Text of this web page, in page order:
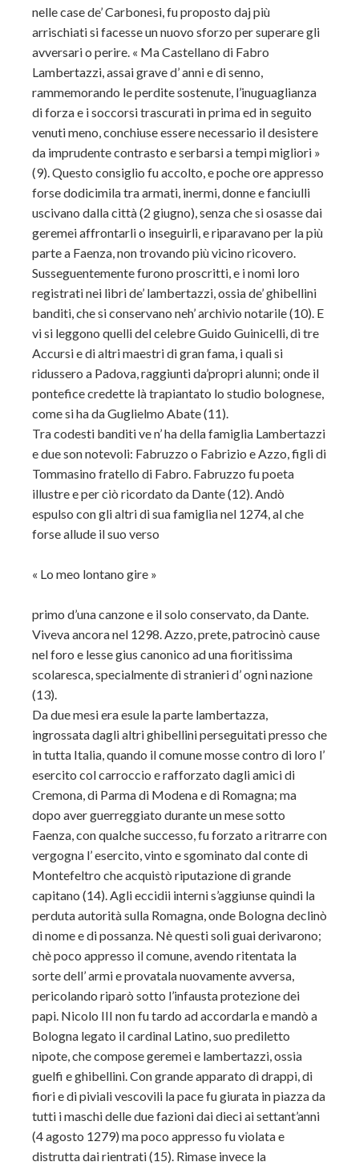
nelle case de’ Carbonesi, fu proposto daj più
arrischiati si facesse un nuovo sforzo per superare gli
avversari o perire. « Ma Castellano di Fabro
Lambertazzi, assai grave d’ anni e di senno,
rammemorando le perdite sostenute, l’inuguaglianza
di forza e i soccorsi trascurati in prima ed in seguito
venuti meno, conchiuse essere necessario il desistere
da imprudente contrasto e serbarsi a tempi migliori »
(9). Questo consiglio fu accolto, e poche ore appresso
forse dodicimila tra armati, inermi, donne e fanciulli
uscivano dalla città (2 giugno), senza che si osasse dai
geremei affrontarli o inseguirli, e riparavano per la più
parte a Faenza, non trovando più vicino ricovero.
Susseguentemente furono proscritti, e i nomi loro
registrati nei libri de’ lambertazzi, ossia de’ ghibellini
banditi, che si conservano neh’ archivio notarile (10). E
vi si leggono quelli del celebre Guido Guinicelli, di tre
Accursi e di altri maestri di gran fama, i quali si
ridussero a Padova, raggiunti da’propri alunni; onde il
pontefice credette là trapiantato lo studio bolognese,
come si ha da Guglielmo Abate (11).
Tra codesti banditi ve n’ ha della famiglia Lambertazzi
e due son notevoli: Fabruzzo o Fabrizio e Azzo, figli di
Tommasino fratello di Fabro. Fabruzzo fu poeta
illustre e per ciò ricordato da Dante (12). Andò
espulso con gli altri di sua famiglia nel 1274, al che
forse allude il suo verso
« Lo meo lontano gire »
primo d’una canzone e il solo conservato, da Dante.
Viveva ancora nel 1298. Azzo, prete, patrocinò cause
nel foro e lesse gius canonico ad una fioritissima
scolaresca, specialmente di stranieri d’ ogni nazione
(13).
Da due mesi era esule la parte lambertazza,
ingrossata dagli altri ghibellini perseguitati presso che
in tutta Italia, quando il comune mosse contro di loro l’
esercito col carroccio e rafforzato dagli amici di
Cremona, di Parma di Modena e di Romagna; ma
dopo aver guerreggiato durante un mese sotto
Faenza, con qualche successo, fu forzato a ritrarre con
vergogna l’ esercito, vinto e sgominato dal conte di
Montefeltro che acquistò riputazione di grande
capitano (14). Agli eccidii interni s’aggiunse quindi la
perduta autorità sulla Romagna, onde Bologna declinò
di nome e di possanza. Nè questi soli guai derivarono;
chè poco appresso il comune, avendo ritentata la
sorte dell’ armi e provatala nuovamente avversa,
pericolando riparò sotto l’infausta protezione dei
papi. Nicolo III non fu tardo ad accordarla e mandò a
Bologna legato il cardinal Latino, suo prediletto
nipote, che compose geremei e lambertazzi, ossia
guelfi e ghibellini. Con grande apparato di drappi, di
fiori e di piviali vescovili la pace fu giurata in piazza da
tutti i maschi delle due fazioni dai dieci ai settant’anni
(4 agosto 1279) ma poco appresso fu violata e
distrutta dai rientrati (15). Rimase invece la